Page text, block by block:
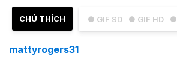
● GIF SD ● GIF HD ●
CHÚ THÍCH
mattyrogers31